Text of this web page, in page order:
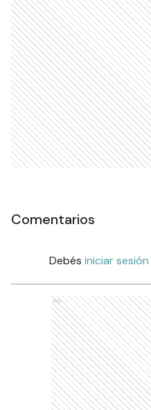
Comentarios
Debés iniciar sesión
Ads